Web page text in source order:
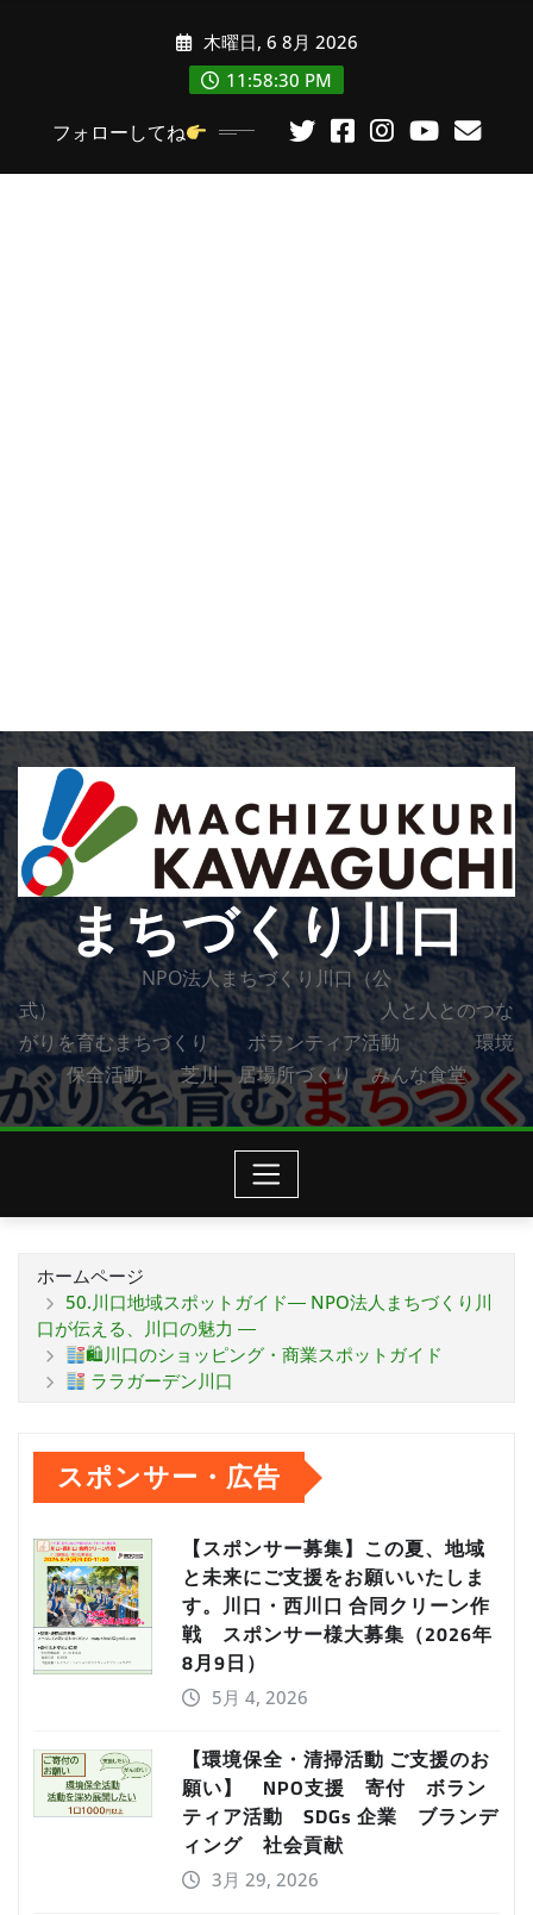
に
木曜日, 6 8月 2026
11:58:31 PM
フォローしてね
まちづくり川口
NPO法人まちづくり川口（公
式） 人と人とのつな
がりを育むまちづくり ボランティア活動 環境
保全活動 芝川 居場所づくり みんな食堂
ホームページ
50.川口地域スポットガイド― NPO法人まちづくり川
口が伝える、川口の魅力 ―
🛍川口のショッピング・商業スポットガイド
ララガーデン川口
スポンサー・広告
【スポンサー募集】この夏、地域
と未来にご支援をお願いいたしま
す。川口・西川口 合同クリーン作
戦 スポンサー様大募集（2026年
8月9日）
5月 4, 2026
【環境保全・清掃活動 ご支援のお
願い】 NPO支援 寄付 ボラン
ティア活動 SDGs 企業 ブランデ
ィング 社会貢献
3月 29, 2026